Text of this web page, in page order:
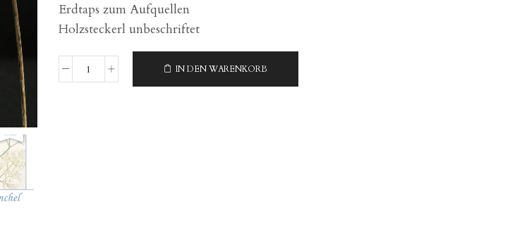
Erdtaps zum Aufquellen
Holzsteckerl unbeschriftet
Anzucht
IN DEN WARENKORB